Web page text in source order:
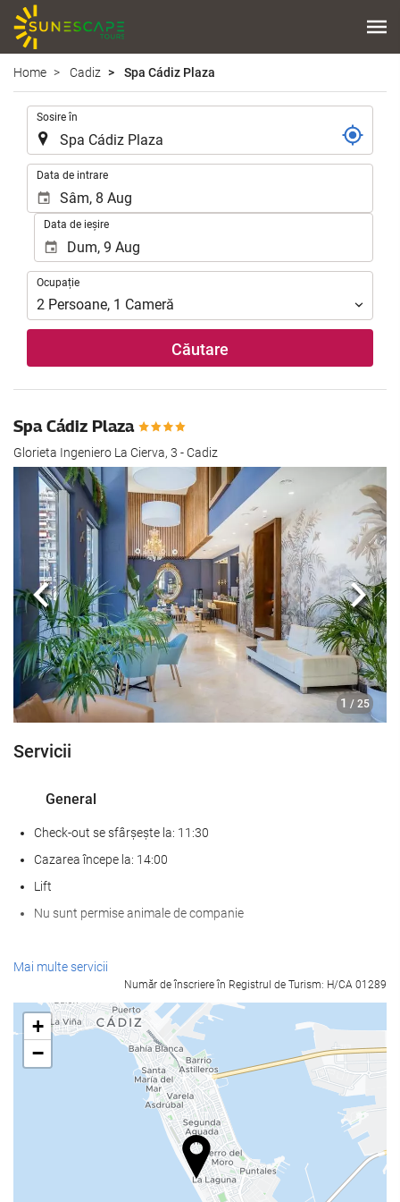
Home Cadiz Spa Cádiz Plaza
Sosire în
Data de intrare
Data de ieșire
Ocupație
Ocupație
2 Persoane, 1 Cameră
Căutare
Spa Cádiz Plaza
Glorieta Ingeniero La Cierva, 3 - Cadiz
1 / 25
Anterioară
Servicii
General
Check-out se sfârșește la: 11:30
Cazarea începe la: 14:00
Lift
Nu sunt permise animale de companie
SPA
baie turcească/baie de aburi
Servicii de primire
recepţie deschisă nonstop
Mai multe servicii
Număr de înscriere în Registrul de Turism: H/CA 01289
+
−